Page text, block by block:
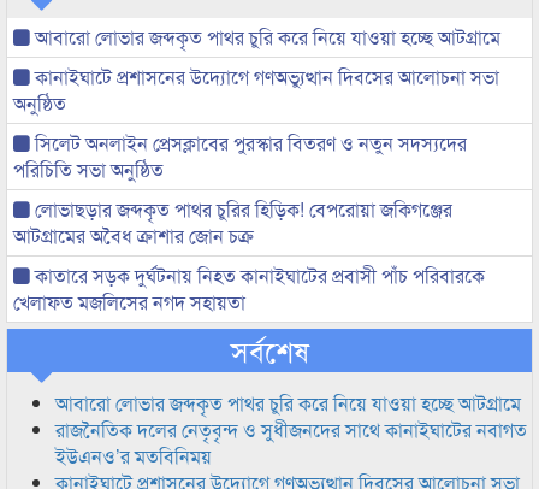
আবারো লোভার জব্দকৃত পাথর চুরি করে নিয়ে যাওয়া হচ্ছে আটগ্রামে
কানাইঘাটে প্রশাসনের উদ্যোগে গণঅভ্যুত্থান দিবসের আলোচনা সভা
অনুষ্ঠিত
সিলেট অনলাইন প্রেসক্লাবের পুরস্কার বিতরণ ও নতুন সদস্যদের
পরিচিতি সভা অনুষ্ঠিত
লোভাছড়ার জব্দকৃত পাথর চুরির হিড়িক! বেপরোয়া জকিগঞ্জের
আটগ্রামের অবৈধ ক্রাশার জোন চক্র
কাতারে সড়ক দুর্ঘটনায় নিহত কানাইঘাটের প্রবাসী পাঁচ পরিবারকে
খেলাফত মজলিসের নগদ সহায়তা
সর্বশেষ
আবারো লোভার জব্দকৃত পাথর চুরি করে নিয়ে যাওয়া হচ্ছে আটগ্রামে
রাজনৈতিক দলের নেতৃবৃন্দ ও সুধীজনদের সাথে কানাইঘাটের নবাগত
ইউএনও’র মতবিনিময়
কানাইঘাটে প্রশাসনের উদ্যোগে গণঅভ্যুত্থান দিবসের আলোচনা সভা